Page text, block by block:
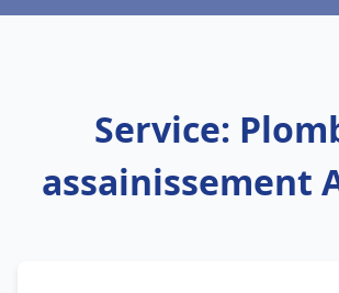
Service:
assainissement